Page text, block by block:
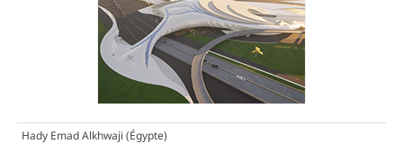
Hady Emad Alkhwaji (Égypte)